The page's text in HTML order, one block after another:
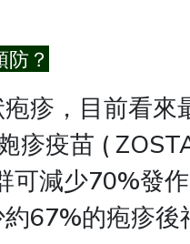
？
疹，目前看
疹疫苗 (
可減少70%發
67%的疱疹後